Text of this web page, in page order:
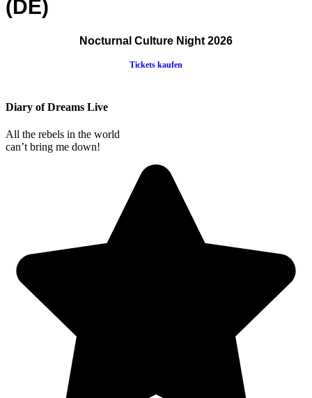
(DE)
Nocturnal Culture Night 2026
Tickets kaufen
Diary of Dreams Live
All the rebels in the world
can’t bring me down!